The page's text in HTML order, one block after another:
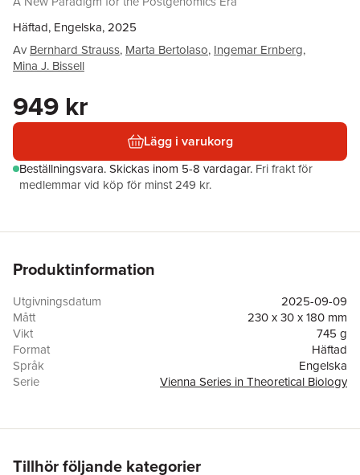
Häftad, Engelska, 2025
Av Bernhard Strauss, Marta Bertolaso, Ingemar Ernberg,
Mina J. Bissell
949 kr
Lägg i varukorg
Beställningsvara.Skickas inom 5-8 vardagar. Fri frakt för
medlemmar vid köp för minst 249 kr.
Produktinformation
Utgivningsdatum
2025-09-09
Mått
230 x 30 x 180 mm
Vikt
745 g
Format
Häftad
Språk
Engelska
Serie
Vienna Series in Theoretical Biology
ISBN
9780262054348
Tillhör följande kategorier